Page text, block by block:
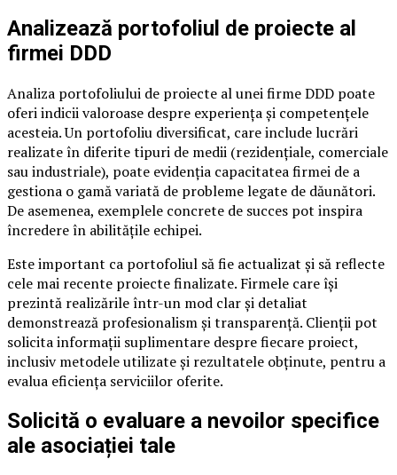
Analizează portofoliul de proiecte al
firmei DDD
Analiza portofoliului de proiecte al unei firme DDD poate
oferi indicii valoroase despre experiența și competențele
acesteia. Un portofoliu diversificat, care include lucrări
realizate în diferite tipuri de medii (rezidențiale, comerciale
sau industriale), poate evidenția capacitatea firmei de a
gestiona o gamă variată de probleme legate de dăunători.
De asemenea, exemplele concrete de succes pot inspira
încredere în abilitățile echipei.
Este important ca portofoliul să fie actualizat și să reflecte
cele mai recente proiecte finalizate. Firmele care își
prezintă realizările într-un mod clar și detaliat
demonstrează profesionalism și transparență. Clienții pot
solicita informații suplimentare despre fiecare proiect,
inclusiv metodele utilizate și rezultatele obținute, pentru a
evalua eficiența serviciilor oferite.
Solicită o evaluare a nevoilor specifice
ale asociației tale